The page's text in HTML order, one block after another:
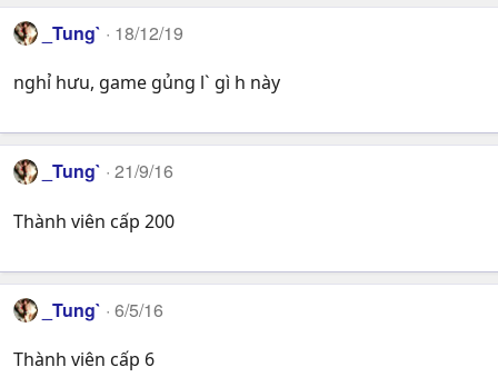
_Tung` 18/12/19
nghỉ hưu, game gủng l` gì h này
_Tung` 21/9/16
Thành viên cấp 200
_Tung` 6/5/16
Thành viên cấp 6